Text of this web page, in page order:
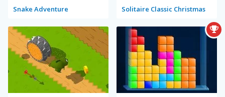
Snake Adventure Solitaire Classic Christmas